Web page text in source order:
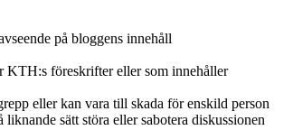
på bloggens innehåll
KTH:s föreskrifter eller som innehåller
eller kan vara till skada för enskild person
sätt störa eller sabotera diskussionen